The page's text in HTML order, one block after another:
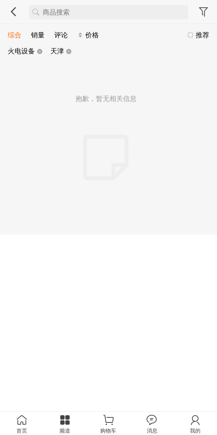
推荐
综合 销量 评论
价格
火电设备
天津
抱歉，暂无相关信息
首页 频道 购物车 消息 我的